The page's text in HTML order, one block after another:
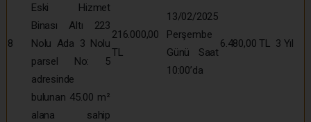
8
Eski Hizmet
Binası Altı 223
Nolu Ada 3 Nolu
parsel No: 5
adresinde
bulunan 45.00 m²
alana sahip
216.000,00
TL
13/02/2025
Perşembe
Günü Saat
10:00’da
6.480,00 TL 3 Yıl